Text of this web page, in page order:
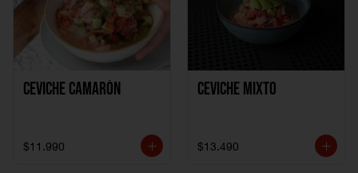
Ceviche Camarón
$11.990
Ceviche Mixto
$13.490